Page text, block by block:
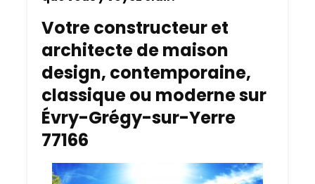
Votre constructeur et
architecte de maison
design, contemporaine,
classique ou moderne sur
Évry-Grégy-sur-Yerre
77166